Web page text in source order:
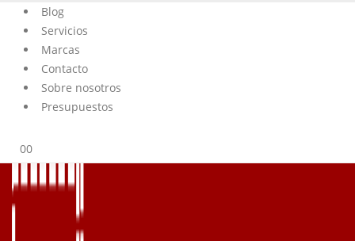
Blog
Servicios
Marcas
Contacto
Sobre nosotros
Presupuestos
00